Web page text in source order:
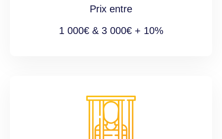
Prix entre
1 000€ & 3 000€ + 10%